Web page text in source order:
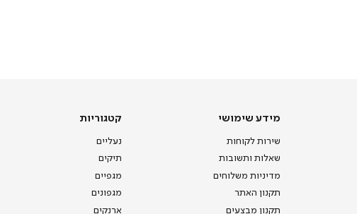
מידע
מידע שימושי
שירות לקוחות
שאלות ותשובות
מדיניות משלוחים
תקנון האתר
תקנון מבצעים
קטגוריות
קטגוריות
נעליים
תיקים
מגפיים
מגפונים
ארנקים